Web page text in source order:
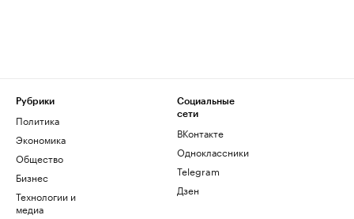
Рубрики
Политика
Экономика
Общество
Бизнес
Технологии и
медиа
Социальные
сети
ВКонтакте
Одноклассники
Telegram
Дзен